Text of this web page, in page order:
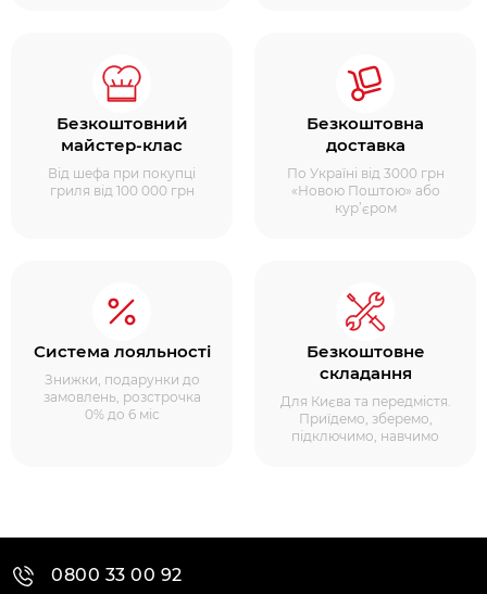
Безкоштовний
майстер-клас
Від шефа при покупці
гриля від 100 000 грн
Безкоштовна
доставка
По Україні від 3000 грн
«Новою Поштою» або
кур’єром
Система лояльності
Знижки, подарунки до
замовлень, розстрочка
0% до 6 міс
Безкоштовне
складання
Для Києва та передмістя.
Приїдемо, зберемо,
підключимо, навчимо
0800 33 00 92